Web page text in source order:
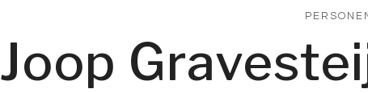
Joop